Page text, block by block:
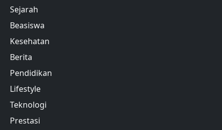
Sejarah
Beasiswa
Kesehatan
Berita
Pendidikan
Lifestyle
Teknologi
Prestasi